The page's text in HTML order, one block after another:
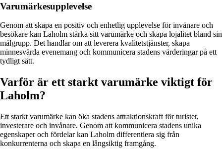
Varumärkesupplevelse
Genom att skapa en positiv och enhetlig upplevelse för invånare och
besökare kan Laholm stärka sitt varumärke och skapa lojalitet bland sin
målgrupp. Det handlar om att leverera kvalitetstjänster, skapa
minnesvärda evenemang och kommunicera stadens värderingar på ett
tydligt sätt.
Varför är ett starkt varumärke viktigt för
Laholm?
Ett starkt varumärke kan öka stadens attraktionskraft för turister,
investerare och invånare. Genom att kommunicera stadens unika
egenskaper och fördelar kan Laholm differentiera sig från
konkurrenterna och skapa en långsiktig framgång.